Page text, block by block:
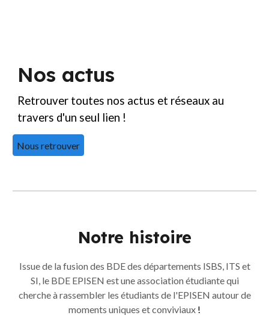
Nos actus
Retrouver toutes nos actus et réseaux au
travers d'un seul lien !
Nous retrouver
Notre histoire
Issue de la fusion des BDE des départements ISBS, ITS et
SI, le BDE EPISEN est une association étudiante qui
cherche à rassembler les étudiants de l'EPISEN autour de
moments uniques et conviviaux !